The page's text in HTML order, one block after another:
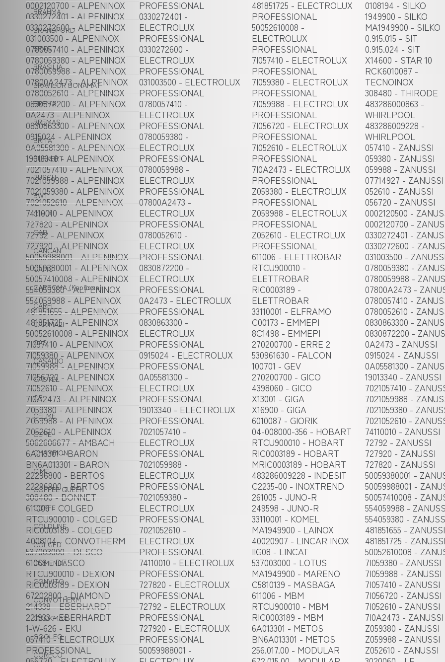
BRAHMA
BRANDFORD
BRAS
BRASILIA
BRAVILOR BONAMAT
BREMA
BREMAS
BRITA
BURKERT
BUSCH
BWT
C.M.A
CAB
CANCAN
CAPIC
CARBOMA (Карбома)
CAREL
CARIMALI
CAS
CASADIO
CASTEL
CB
CELME
CEME
CHAMPION
CIME
COFFEE QUEEN
COFFF
COLDLINE
COLGED
COMENDA
CONVITO
CONVOTHERM
COOKMAX
COOLEQ
CORECO
0002120700 - ALPENINOX
0330272401 - ALPENINOX
0330272600 - ALPENINOX
031003500 - ALPENINOX
0780057410 - ALPENINOX
0780059380 - ALPENINOX
0780059988 - ALPENINOX
07800A2473 - ALPENINOX
0780052610 - ALPENINOX
0830872200 - ALPENINOX
0A2473 - ALPENINOX
0830863300 - ALPENINOX
0915024 - ALPENINOX
0A05581300 - ALPENINOX
19013340 - ALPENINOX
7021057410 - ALPENINOX
7021059988 - ALPENINOX
7021059380 - ALPENINOX
7021052610 - ALPENINOX
74110010 - ALPENINOX
727820 - ALPENINOX
72792 - ALPENINOX
727920 - ALPENINOX
50059988001 - ALPENINOX
50059380001 - ALPENINOX
50057410008 - ALPENINOX
554059380 - ALPENINOX
554059988 - ALPENINOX
481851655 - ALPENINOX
481851725 - ALPENINOX
50052610008 - ALPENINOX
7I057410 - ALPENINOX
7I059380 - ALPENINOX
7I059988 - ALPENINOX
7I056720 - ALPENINOX
7I052610 - ALPENINOX
7I0A2473 - ALPENINOX
Z059380 - ALPENINOX
Z059988 - ALPENINOX
Z052610 - ALPENINOX
5062606677 - AMBACH
6A013301 - BARON
BN6A013301 - BARON
22296800 - BERTOS
22296900 - BERTOS
308480 - BONNET
611006 - COLGED
RTCU900010 - COLGED
RIC0003189 - COLGED
4008104 - CONVOTHERM
537003000 - DESCO
61068 - DESCO
RTCU900010 - DEXION
RIC0003189 - DEXION
67202800 - DIAMOND
214338 - EBERHARDT
221933 - EBERHARDT
1-W-626 - EKU
057410 - ELECTROLUX
PROFESSIONAL
PROFESSIONAL
0330272401 -
ELECTROLUX
PROFESSIONAL
0330272600 -
ELECTROLUX
PROFESSIONAL
031003500 - ELECTROLUX
PROFESSIONAL
0780057410 -
ELECTROLUX
PROFESSIONAL
0780059380 -
ELECTROLUX
PROFESSIONAL
0780059988 -
ELECTROLUX
PROFESSIONAL
07800A2473 -
ELECTROLUX
PROFESSIONAL
0780052610 -
ELECTROLUX
PROFESSIONAL
0830872200 -
ELECTROLUX
PROFESSIONAL
0A2473 - ELECTROLUX
PROFESSIONAL
0830863300 -
ELECTROLUX
PROFESSIONAL
0915024 - ELECTROLUX
PROFESSIONAL
0A05581300 -
ELECTROLUX
PROFESSIONAL
19013340 - ELECTROLUX
PROFESSIONAL
7021057410 -
ELECTROLUX
PROFESSIONAL
7021059988 -
ELECTROLUX
PROFESSIONAL
7021059380 -
ELECTROLUX
PROFESSIONAL
7021052610 -
ELECTROLUX
PROFESSIONAL
74110010 - ELECTROLUX
PROFESSIONAL
727820 - ELECTROLUX
PROFESSIONAL
72792 - ELECTROLUX
PROFESSIONAL
727920 - ELECTROLUX
PROFESSIONAL
50059988001 -
481851725 - ELECTROLUX
PROFESSIONAL
50052610008 -
ELECTROLUX
PROFESSIONAL
7I057410 - ELECTROLUX
PROFESSIONAL
7I059380 - ELECTROLUX
PROFESSIONAL
7I059988 - ELECTROLUX
PROFESSIONAL
7I056720 - ELECTROLUX
PROFESSIONAL
7I052610 - ELECTROLUX
PROFESSIONAL
7I0A2473 - ELECTROLUX
PROFESSIONAL
Z059380 - ELECTROLUX
PROFESSIONAL
Z059988 - ELECTROLUX
PROFESSIONAL
Z052610 - ELECTROLUX
PROFESSIONAL
611006 - ELETTROBAR
RTCU900010 -
ELETTROBAR
RIC0003189 -
ELETTROBAR
33110001 - ELFRAMO
C00173 - EMMEPI
8C1498 - EMMEPI
270200700 - ERRE 2
530961630 - FALCON
100701 - GEV
270200700 - GICO
4398060 - GICO
X13001 - GIGA
X16900 - GIGA
6010087 - GIORIK
04-008000-356 - HOBART
RTCU900010 - HOBART
RIC0003189 - HOBART
MRIC0003189 - HOBART
483286009228 - INDESIT
C2235-00 - INOXTREND
261005 - JUNO-R
249598 - JUNO-R
33110001 - KOMEL
MA1949900 - LAINOX
40020907 - LINCAR INOX
IIG08 - LINCAT
537003000 - LOTUS
MA1949900 - MARENO
C5810139 - MASBAGA
611006 - MBM
RTCU900010 - MBM
RIC0003189 - MBM
6A013301 - METOS
BN6A013301 - METOS
256.017.00 - MODULAR
0108194 - SILKO
1949900 - SILKO
MA1949900 - SILKO
0.915.015 - SIT
0.915.024 - SIT
X14600 - STAR 10
RCK6010087 -
TECNOINOX
308480 - THIRODE
483286000863 -
WHIRLPOOL
483286009228 -
WHIRLPOOL
057410 - ZANUSSI
059380 - ZANUSSI
059988 - ZANUSSI
07714927 - ZANUSSI
052610 - ZANUSSI
056720 - ZANUSSI
0002120500 -
0002120700 -
0330272401 -
0330272600 -
031003500 -
0780059380 -
0780059988 -
07800A2473 -
0780057410 -
0780052610 -
0830863300 -
0830872200 -
0A2473 - ZANUSSI
0915024 - ZANUSSI
0A05581300 -
19013340 - ZANUSSI
7021057410 -
7021059988 -
7021059380 -
7021052610 -
74110010 - ZANUSSI
72792 - ZANUSSI
727920 - ZANUSSI
727820 - ZANUSSI
50059380001 -
50059988001 -
50057410008 -
554059988 -
554059380 -
481851655 - ZANUSSI
481851725 - ZANUSSI
50052610008 -
7I059380 - ZANUSSI
7I059988 - ZANUSSI
7I057410 - ZANUSSI
7I056720 - ZANUSSI
7I052610 - ZANUSSI
7I0A2473 - ZANUSSI
Z059380 - ZANUSSI
Z059988 - ZANUSSI
Z052610 - ZANUSSI